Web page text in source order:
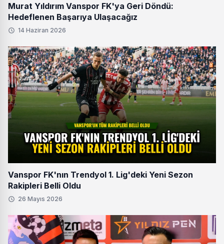
Murat Yıldırım Vanspor FK'ya Geri Döndü:
Hedeflenen Başarıya Ulaşacağız
14 Haziran 2026
Vanspor FK'nın Trendyol 1. Lig'deki Yeni Sezon
Rakipleri Belli Oldu
26 Mayıs 2026